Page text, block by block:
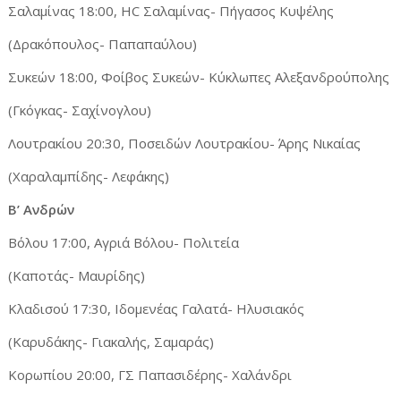
Σαλαμίνας 18:00, HC Σαλαμίνας- Πήγασος Κυψέλης
(Δρακόπουλος- Παπαπαύλου)
Συκεών 18:00, Φοίβος Συκεών- Κύκλωπες Αλεξανδρούπολης
(Γκόγκας- Σαχίνογλου)
Λουτρακίου 20:30, Ποσειδών Λουτρακίου- Άρης Νικαίας
(Χαραλαμπίδης- Λεφάκης)
Β’ Ανδρών
Βόλου 17:00, Αγριά Βόλου- Πολιτεία
(Καποτάς- Μαυρίδης)
Κλαδισού 17:30, Ιδομενέας Γαλατά- Ηλυσιακός
(Καρυδάκης- Γιακαλής, Σαμαράς)
Κορωπίου 20:00, ΓΣ Παπασιδέρης- Χαλάνδρι